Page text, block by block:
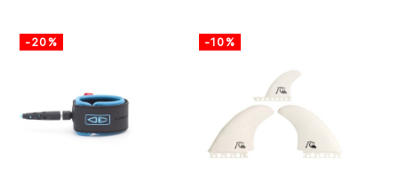
-20% -10%